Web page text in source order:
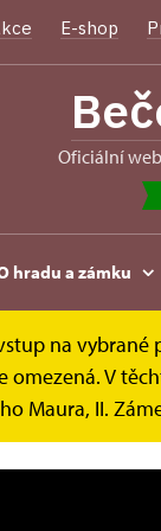
E-shop
oficiální
hradu a zámku
na
V
Maura, II.
Videa z